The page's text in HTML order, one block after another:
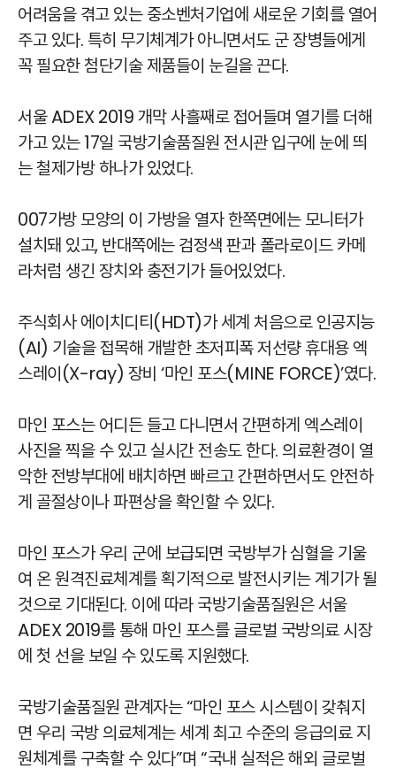
어려움을 겪고 있는 중소벤처기업에 새로운 기회를 열어
주고 있다. 특히 무기체계가 아니면서도 군 장병들에게
꼭 필요한 첨단기술 제품들이 눈길을 끈다.
서울 ADEX 2019 개막 사흘째로 접어들며 열기를 더해
가고 있는 17일 국방기술품질원 전시관 입구에 눈에 띄
는 철제가방 하나가 있었다.
007가방 모양의 이 가방을 열자 한쪽면에는 모니터가
설치돼 있고, 반대쪽에는 검정색 판과 폴라로이드 카메
라처럼 생긴 장치와 충전기가 들어있었다.
주식회사 에이치디티(HDT)가 세계 처음으로 인공지능
(AI) 기술을 접목해 개발한 초저피폭 저선량 휴대용 엑
스레이(X-ray) 장비 ‘마인 포스(MINE FORCE)’였다.
마인 포스는 어디든 들고 다니면서 간편하게 엑스레이
사진을 찍을 수 있고 실시간 전송도 한다. 의료환경이 열
악한 전방부대에 배치하면 빠르고 간편하면서도 안전하
게 골절상이나 파편상을 확인할 수 있다.
마인 포스가 우리 군에 보급되면 국방부가 심혈을 기울
여 온 원격진료체계를 획기적으로 발전시키는 계기가 될
것으로 기대된다. 이에 따라 국방기술품질원은 서울
ADEX 2019를 통해 마인 포스를 글로벌 국방의료 시장
에 첫 선을 보일 수 있도록 지원했다.
국방기술품질원 관계자는 “마인 포스 시스템이 갖춰지
면 우리 국방 의료체계는 세계 최고 수준의 응급의료 지
원체계를 구축할 수 있다”며 “국내 실적은 해외 글로벌